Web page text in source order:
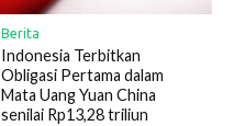
Berita
Indonesia Terbitkan
Obligasi Pertama dalam
Mata Uang Yuan China
senilai Rp13,28 triliun